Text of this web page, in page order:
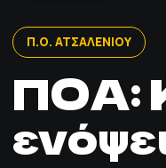
Π.Ο. ΑΤΣΑΛΕΝΙΟΥ
ΠΟΑ: